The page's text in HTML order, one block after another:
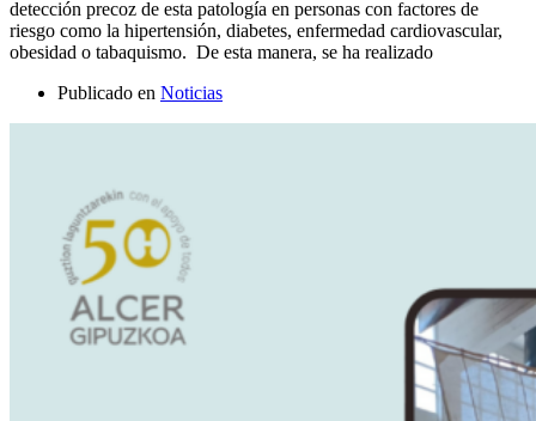
detección precoz de esta patología en personas con factores de
riesgo como la hipertensión, diabetes, enfermedad cardiovascular,
obesidad o tabaquismo. De esta manera, se ha realizado
Publicado en Noticias